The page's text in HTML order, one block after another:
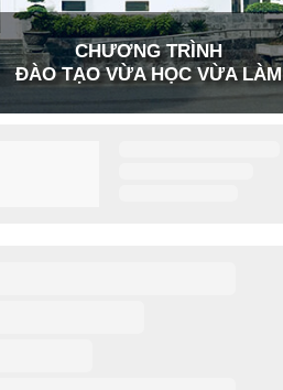
CHƯƠNG TRÌNH
ĐÀO TẠO VỪA HỌC VỪA LÀM